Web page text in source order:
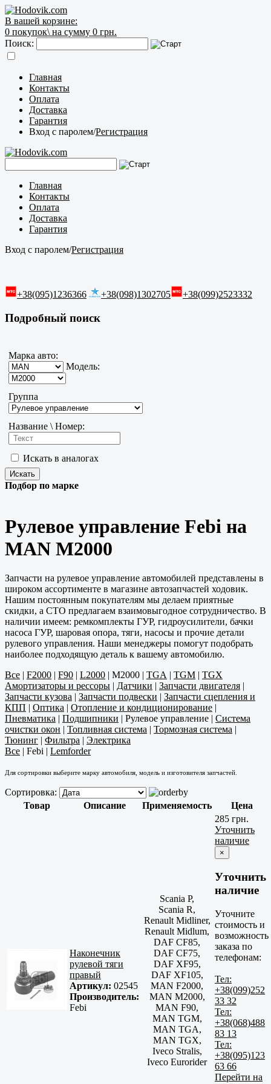
В вашей корзине:
0 покупок\ на сумму 0 грн.
Поиск:
Главная
Контакты
Оплата
Доставка
Гарантия
Вход с паролем/Регистрация
Главная
Контакты
Оплата
Доставка
Гарантия
Вход с паролем/Регистрация
+38(095)1236366 +38(098)1302705 +38(099)2523332
Подробный поиск
Марка авто:
Модель:
Группа
Название \ Номер:
Искать в аналогах
Подбор по марке
Рулевое управление Febi на
MAN M2000
Запчасти на рулевое управление автомобилей представлены в
широком ассортименте в магазине автозапчастей ходовик.
Нашим постоянным покупателям мы делаем приятные
скидки, а СТО предлагаем взаимовыгодное сотрудничество. В
наличии имеем: ремкомплекты ГУР, гидроусилители, бачки
насоса ГУР, шаровая опора, тяги, насосы и прочие детали
рулевого управления. Наши менеджеры помогут подобрать
наиболее подходящую деталь к вашему автомобилю.
Все | F2000 | F90 | L2000 | M2000 | TGA | TGM | TGX
Амортизаторы и рессоры | Датчики | Запчасти двигателя |
Запчасти кузова | Запчасти подвески | Запчасти сцепления и
КПП | Оптика | Отопление и кондиционирование |
Пневматика | Подшипники | Рулевое управление | Система
очистки окон | Топливная система | Тормозная система |
Тюнинг | Фильтра | Электрика
Все | Febi | Lemforder
Для сортировки выберите марку автомобиля, модель и изготовителя запчастей.
Сортировка:
Товар
Описание Применяемость Цена
Наконечник
рулевой тяги
правый
Артикул: 02545
Производитель:
Febi
Scania P,
Scania R,
Renault Midliner,
Renault Midlum,
DAF CF85,
DAF CF75,
DAF XF95,
DAF XF105,
MAN F2000,
MAN M2000,
MAN F90,
MAN TGM,
MAN TGA,
MAN TGX,
Iveco Stralis,
Iveco Eurorider
285 грн.
Уточнить
наличие
×
Уточнить
наличие
Уточните
стоимость и
возможность
заказа по
телефонам:
Тел:
+38(099)252
33 32
Тел:
+38(068)488
83 13
Тел:
+38(095)123
63 66
Перейти на